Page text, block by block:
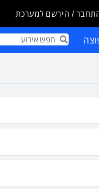
/ הירשם למערכת
Term